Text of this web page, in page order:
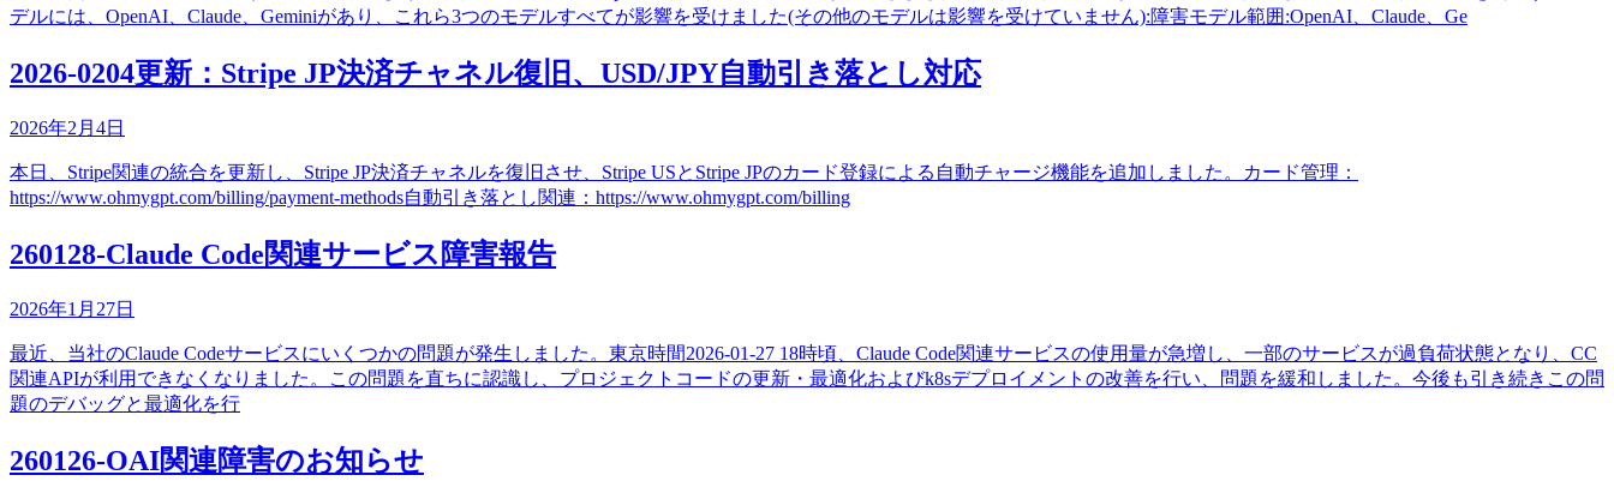
デルには、OpenAI、Claude、Geminiがあり、これら3つのモデルすべてが影響を受けました(その他のモデルは影響を受けていません):障害モデル範囲:OpenAI、Claude、Ge
2026-0204更新：Stripe JP決済チャネル復旧、USD/JPY自動引き落とし対応
2026年2月4日
本日、Stripe関連の統合を更新し、Stripe JP決済チャネルを復旧させ、Stripe USとStripe JPのカード登録による自動チャージ機能を追加しました。カード管理：
https://www.ohmygpt.com/billing/payment-methods自動引き落とし関連：https://www.ohmygpt.com/billing
260128-Claude Code関連サービス障害報告
2026年1月27日
最近、当社のClaude Codeサービスにいくつかの問題が発生しました。東京時間2026-01-27 18時頃、Claude Code関連サービスの使用量が急増し、一部のサービスが過負荷状態となり、CC
関連APIが利用できなくなりました。この問題を直ちに認識し、プロジェクトコードの更新・最適化およびk8sデプロイメントの改善を行い、問題を緩和しました。今後も引き続きこの問
題のデバッグと最適化を行
260126-OAI関連障害のお知らせ